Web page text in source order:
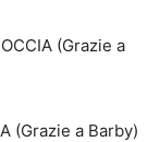
(Grazie a
(Grazie a Barby)